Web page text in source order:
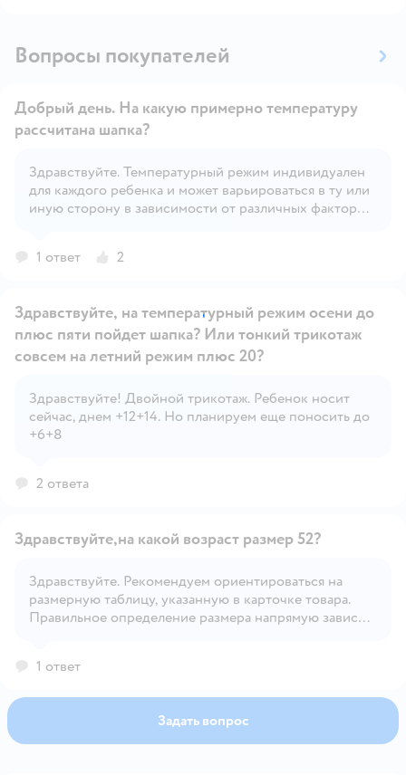
Вопросы покупателей
Открыть вопрос
Добрый день. На какую примерно температуру
рассчитана шапка?
Здравствуйте. Температурный режим индивидуален
для каждого ребенка и может варьироваться в ту или
иную сторону в зависимости от различных факторов
активность ребенка и т.д.
1 ответ 2
Открыть вопрос
Здравствуйте, на температурный режим осени до
плюс пяти пойдет шапка? Или тонкий трикотаж
совсем на летний режим плюс 20?
Здравствуйте! Двойной трикотаж. Ребенок носит
сейчас, днем +12+14. Но планируем еще поносить до
+6+8
2 ответа
Открыть вопрос
Здравствуйте,на какой возраст размер 52?
Здравствуйте. Рекомендуем ориентироваться на
размерную таблицу, указанную в карточке товара.
Правильное определение размера напрямую зависит
1 ответ
Задать вопрос